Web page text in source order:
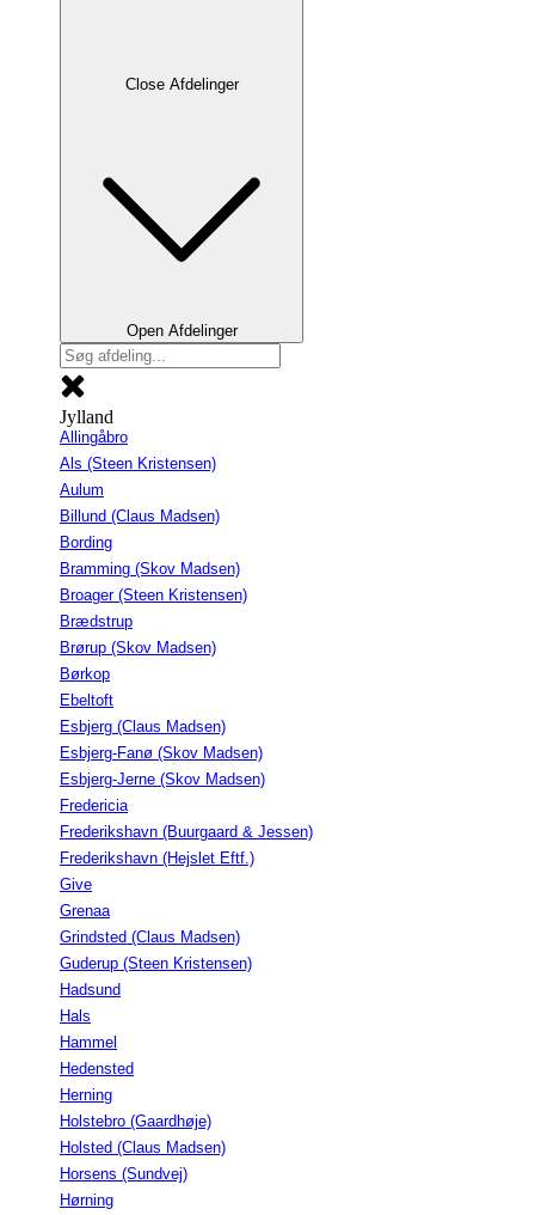
Close Afdelinger
Open Afdelinger
Jylland
Allingåbro
Als (Steen Kristensen)
Aulum
Billund (Claus Madsen)
Bording
Bramming (Skov Madsen)
Broager (Steen Kristensen)
Brædstrup
Brørup (Skov Madsen)
Børkop
Ebeltoft
Esbjerg (Claus Madsen)
Esbjerg-Fanø (Skov Madsen)
Esbjerg-Jerne (Skov Madsen)
Fredericia
Frederikshavn (Buurgaard & Jessen)
Frederikshavn (Hejslet Eftf.)
Give
Grenaa
Grindsted (Claus Madsen)
Guderup (Steen Kristensen)
Hadsund
Hals
Hammel
Hedensted
Herning
Holstebro (Gaardhøje)
Holsted (Claus Madsen)
Horsens (Sundvej)
Hørning